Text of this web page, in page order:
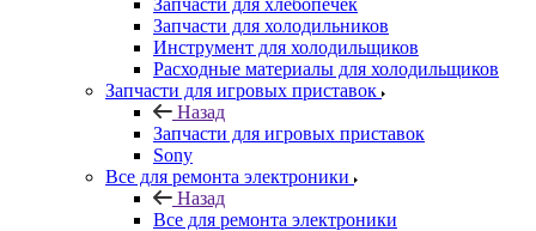
Инструмент для холодильщиков
Расходные материалы для холодильщиков
Запчасти для игровых приставок
Назад
Запчасти для игровых приставок
Sony
Все для ремонта электроники
Назад
Все для ремонта электроники
Оборудование для ремонта телефонов
Инструменты для ремонта телефонов